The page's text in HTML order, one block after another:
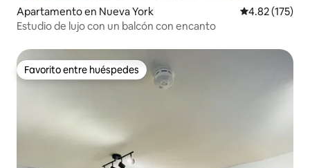
Apartamento en Nueva York Calificación
4.82 (175)
Estudio de lujo con un balcón con encanto
Favorito entre huéspedes
Favorito entre huéspedes